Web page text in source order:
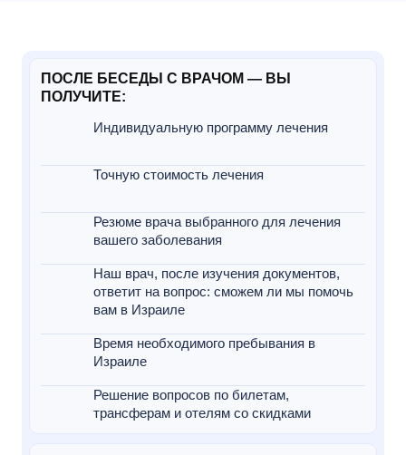
ПОСЛЕ БЕСЕДЫ С ВРАЧОМ — ВЫ
ПОЛУЧИТЕ:
Индивидуальную программу лечения
Точную стоимость лечения
Резюме врача выбранного для лечения
вашего заболевания
Наш врач, после изучения документов,
ответит на вопрос: сможем ли мы помочь
вам в Израиле
Время необходимого пребывания в
Израиле
Решение вопросов по билетам,
трансферам и отелям со скидками